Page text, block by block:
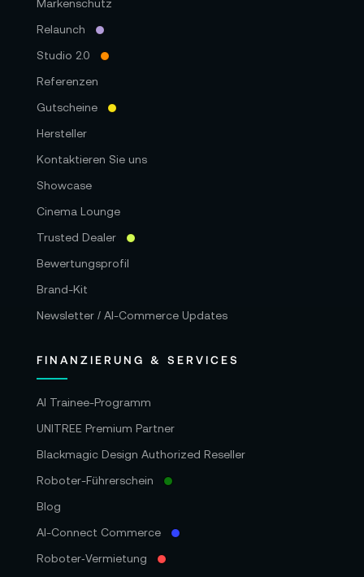
Markenschutz
Relaunch
Studio 2.0
Referenzen
Gutscheine
Hersteller
Kontaktieren Sie uns
Showcase
Cinema Lounge
Trusted Dealer
Bewertungsprofil
Brand-Kit
Newsletter / AI-Commerce Updates
FINANZIERUNG & SERVICES
AI Trainee-Programm
UNITREE Premium Partner
Blackmagic Design Authorized Reseller
Roboter-Führerschein
Blog
AI-Connect Commerce
Roboter‑Vermietung